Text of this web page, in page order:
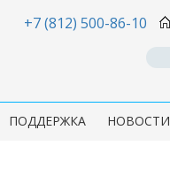
+7 (812) 500-86-10
ПОДДЕРЖКА НОВОСТИ